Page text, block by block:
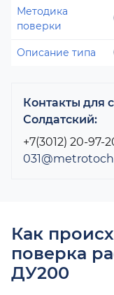
Методика
поверки
Описание типа
Контакты для
Солдатский:
+7(3012) 20-97-
Как
поверка
ДУ200